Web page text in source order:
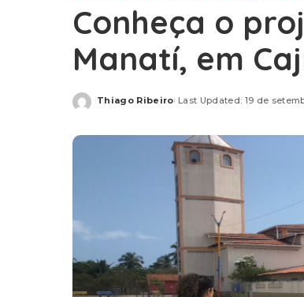
Conheça o
Manatí, em
Posted
Thiago Ribeiro Last Updated: 19 de